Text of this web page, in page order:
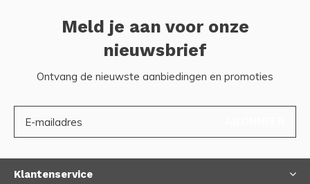
Meld je aan voor onze
nieuwsbrief
Ontvang de nieuwste aanbiedingen en promoties
Klantenservice